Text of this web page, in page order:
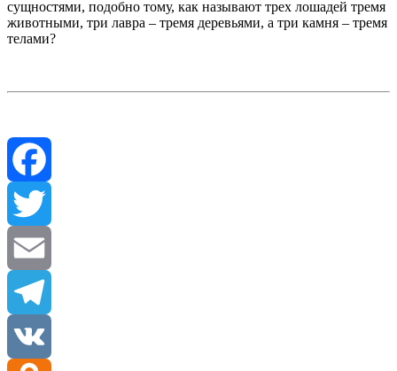
сущностями, подобно тому, как называют трех лошадей тремя
животными, три лавра – тремя деревьями, а три камня – тремя
телами?
Facebook
Twitter
Email
Telegram